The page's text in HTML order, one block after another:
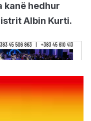
kanë hedhur
Albin Kurti.